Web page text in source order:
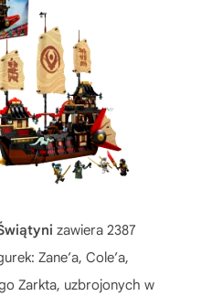
zawiera 2387
Zane’a, Cole’a,
Zarkta, uzbrojonych w